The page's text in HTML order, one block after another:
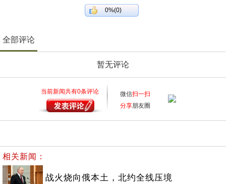
0%(0)
全部评论
暂无评论
当前新闻共有0条评论 微信扫一扫
分享朋友圈
相关新闻：
战火烧向俄本土，北约全线压境